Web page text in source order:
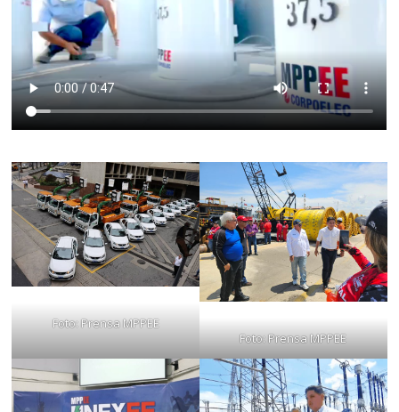
Foto: Prensa MPPEE
Foto: Prensa MPPEE